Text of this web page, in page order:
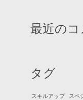
最近のコ
タグ
スキルアップ スペ